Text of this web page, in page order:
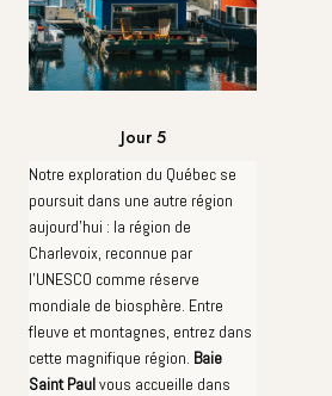
Jour 5
Notre exploration du Québec se
poursuit dans une autre région
aujourd'hui : la région de
Charlevoix, reconnue par
l'UNESCO comme réserve
mondiale de biosphère. Entre
fleuve et montagnes, entrez dans
cette magnifique région. Baie
Saint Paulvous accueille dans